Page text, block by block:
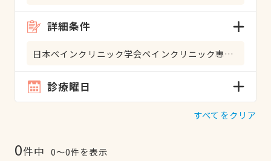
詳細条件
日本ペインクリニック学会ペインクリニック専門医
診療曜日
すべてをクリア
0件中 0〜0件を表示